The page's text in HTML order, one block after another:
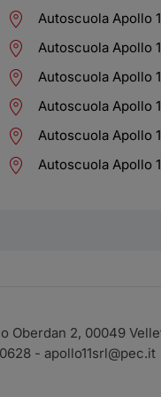
Autoscuola Apollo
Autoscuola Apollo
Autoscuola Apollo
Autoscuola Apollo
Autoscuola Apollo
Autoscuola Apollo
Oberdan 2, 00049
- apollo11srl@pec.it